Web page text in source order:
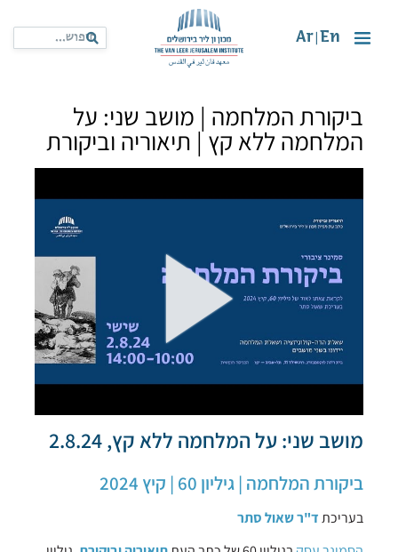
En
Ar
ביקורת המלחמה | מושב שני: על
המלחמה ללא קץ | תיאוריה וביקורת
מושב שני: על המלחמה ללא קץ, 2.8.24
ביקורת המלחמה | גיליון 60 | קיץ 2024
בעריכתד"ר שאול סתר